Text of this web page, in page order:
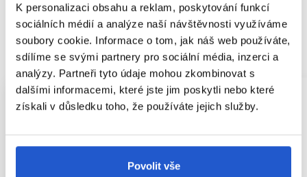
K personalizaci obsahu a reklam, poskytování funkcí
sociálních médií a analýze naší návštěvnosti využíváme
soubory cookie. Informace o tom, jak náš web používáte,
sdílíme se svými partnery pro sociální média, inzerci a
analýzy. Partneři tyto údaje mohou zkombinovat s
dalšími informacemi, které jste jim poskytli nebo které
získali v důsledku toho, že používáte jejich služby.
Povolit vše
SOUVISEJÍCÍ PRODUKTY